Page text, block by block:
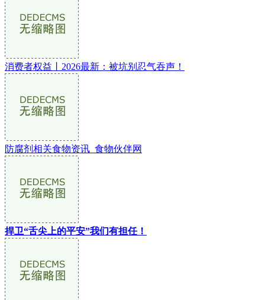
消费者权益丨2026最新：被坑别忍气吞声！
防腐剂相关食物资讯_食物伙伴网
捍卫“舌尖上的平安”我们有担任！